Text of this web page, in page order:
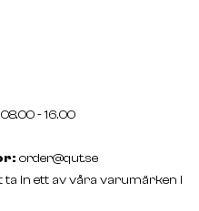
- 16.00
order@qut.se
ta in ett av våra varumärken i